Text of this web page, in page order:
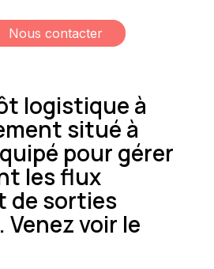
Nous contacter
logistique à
situé à
pour gérer
les flux
de sorties
voir le